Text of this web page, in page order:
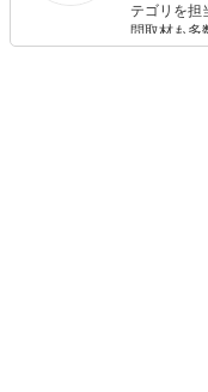
テゴリを担
問取材も多
りや壁紙チ